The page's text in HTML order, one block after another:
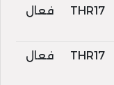
THR17 فعال
THR17 فعال